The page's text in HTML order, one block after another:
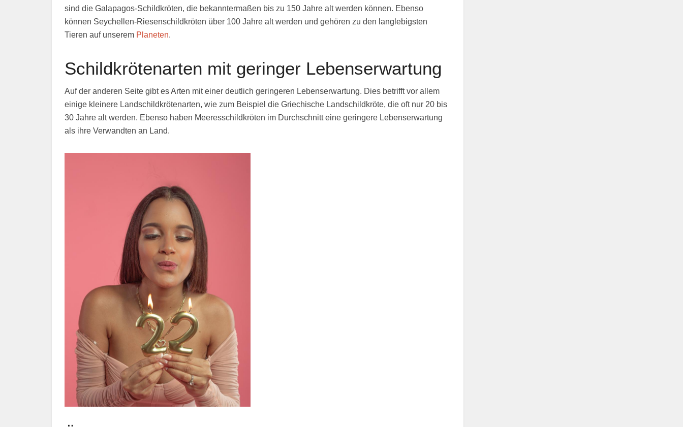
sind die Galapagos-Schildkröten, die bekanntermaßen bis zu 150 Jahre alt werden können. Ebenso
können Seychellen-Riesenschildkröten über 100 Jahre alt werden und gehören zu den langlebigsten
Tieren auf unserem Planeten.
Schildkrötenarten mit geringer Lebenserwartung
Auf der anderen Seite gibt es Arten mit einer deutlich geringeren Lebenserwartung. Dies betrifft vor allem
einige kleinere Landschildkrötenarten, wie zum Beispiel die Griechische Landschildkröte, die oft nur 20 bis
30 Jahre alt werden. Ebenso haben Meeresschildkröten im Durchschnitt eine geringere Lebenserwartung
als ihre Verwandten an Land.